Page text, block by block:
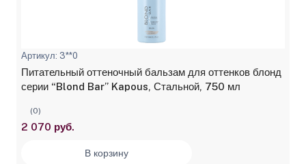
Артикул: 3**0
Питательный оттеночный бальзам для оттенков блонд
серии “Blond Bar” Kapous, Стальной, 750 мл
(0)
2 070 руб.
В корзину